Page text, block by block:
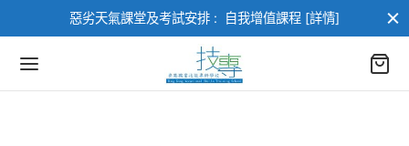
惡劣天氣課堂及考試安排 : 自我增值課程 [詳情]